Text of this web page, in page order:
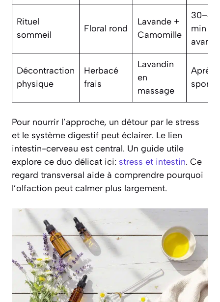
Rituel
sommeil
Floral rond
Lavande +
Camomille
30–45
min
avant
Décontraction
physique
Herbacé
frais
Lavandin
en
massage
Après
sport
Pour nourrir l’approche, un détour par le stress
et le système digestif peut éclairer. Le lien
intestin-cerveau est central. Un guide utile
explore ce duo délicat ici: stress et intestin. Ce
regard transversal aide à comprendre pourquoi
l’olfaction peut calmer plus largement.